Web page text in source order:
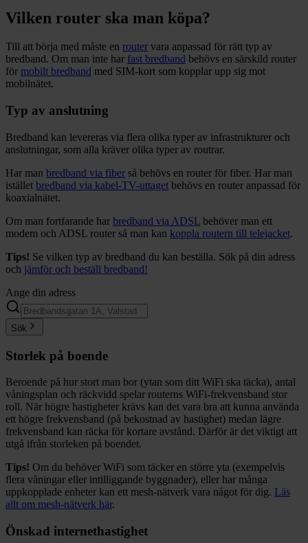
Vilken router ska man köpa?
Till att börja med måste en router vara anpassad för rätt typ av
bredband. Om man inte har fast bredband behövs en särskild router
för mobilt bredband med SIM-kort som kopplar upp sig mot
mobilnätet.
Typ av anslutning
Bredband kan levereras via flera olika typer av infrastrukturer och
anslutningar, som alla kräver olika typer av routrar.
Har man bredband via fiber så behövs en router för fiber. Har man
istället bredband via kabel-TV-uttaget behövs en router anpassad för
koaxialnätet.
Om man fortfarande har bredband via ADSL behöver man ett
modem och ADSL router så man kan koppla routern till telejacket.
Tips! Se vilken typ av bredband du kan beställa. Sök på din adress
och jämför och beställ bredband!
Ange din adress
Sök
Storlek på boende
Beroende på hur stort man bor (ytan som ditt WiFi ska täcka), antal
våningsplan och räckvidd spelar routerns WiFi-frekvensband stor
roll. När högre hastigheter krävs kan det vara bra att kunna använda
ett högre frekvensband (på bekostnad av hastighet) medan lägre
frekvensband kan räcka för kortare avstånd. Därför är det viktigt att
utgå ifrån storleken på boendet.
Tips! Om du behöver WiFi som täcker en större yta (exempelvis
flera våningar eller intilliggande byggnader), eller har många
uppkopplade enheter kan ett mesh-nätverk vara något för dig. Läs
allt om mesh-nätverk här.
Önskad internethastighet